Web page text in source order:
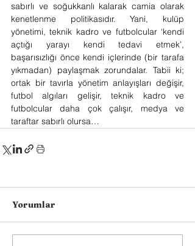
sabırlı ve soğukkanlı kalarak camia olarak
kenetlenme politikasıdır. Yani, kulüp
yönetimi, teknik kadro ve futbolcular ‘kendi
açtığı yarayı kendi tedavi etmek’,
başarısızlığı önce kendi içlerinde (bir tarafa
yıkmadan) paylaşmak zorundalar. Tabii ki;
ortak bir tavırla yönetim anlayışları değişir,
futbol algıları gelişir, teknik kadro ve
futbolcular daha çok çalışır, medya ve
taraftar sabırlı olursa…
Yorumlar